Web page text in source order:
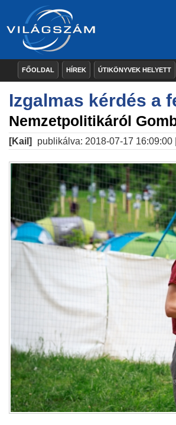
FŐOLDAL HÍREK ÚTIKÖNYVEK HELYETT
Izgalmas kérdés a
Nemzetpolitikáról
[Kail] publikálva: 2018-07-17 16:09:00 |